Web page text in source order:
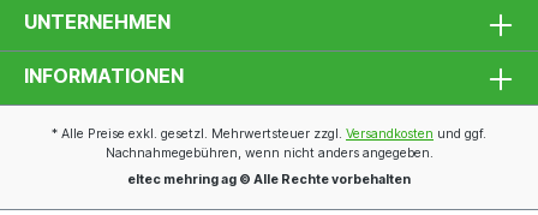
UNTERNEHMEN
INFORMATIONEN
* Alle Preise exkl. gesetzl. Mehrwertsteuer zzgl. Versandkosten und ggf.
Nachnahmegebühren, wenn nicht anders angegeben.
eltec mehring ag © Alle Rechte vorbehalten